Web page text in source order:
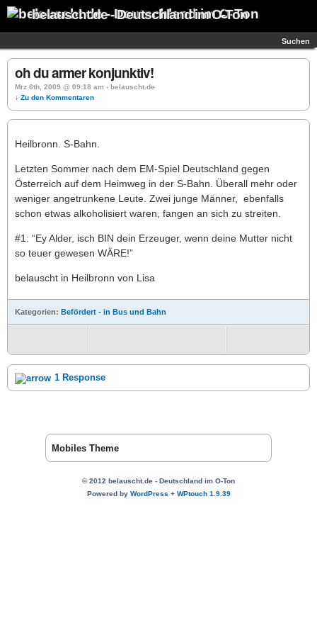
belauscht.de - Deutschland im O-Ton
Suchen
oh du armer konjunktiv!
Mrz 6th, 2009 @ 09:18 am › belauscht.de
↓ Zu den Kommentaren
Heilbronn. S-Bahn.
Letzten Sommer nach dem EM-Spiel Deutschland gegen
Österreich auf dem Heimweg in der S-Bahn. Überall mehr oder
weniger angetrunkene Leute. Zwei junge Männer, ebenfalls
schon etwas alkoholisiert waren, fangen an sich zu streiten.
#1: “Ey Alder, isch BIN dein Erzeuger, wenn deine Mutter nicht
so teuer gewesen WÄRE!”
belauscht in Heilbronn von Lisa
Kategorien: Befördert - in Bus und Bahn
1 Response
Mobiles Theme
© 2012 belauscht.de - Deutschland im O-Ton
Powered by WordPress+ WPtouch 1.9.39